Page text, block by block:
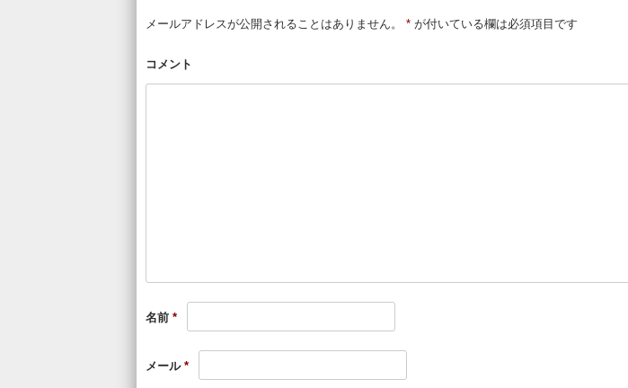
メールアドレスが公開されることはありません。 * が付いている欄は必須項目です
コメント
名前 *
メール *